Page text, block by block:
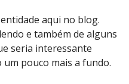
aqui no blog.
e também de alguns
seria interessante
pouco mais a fundo.